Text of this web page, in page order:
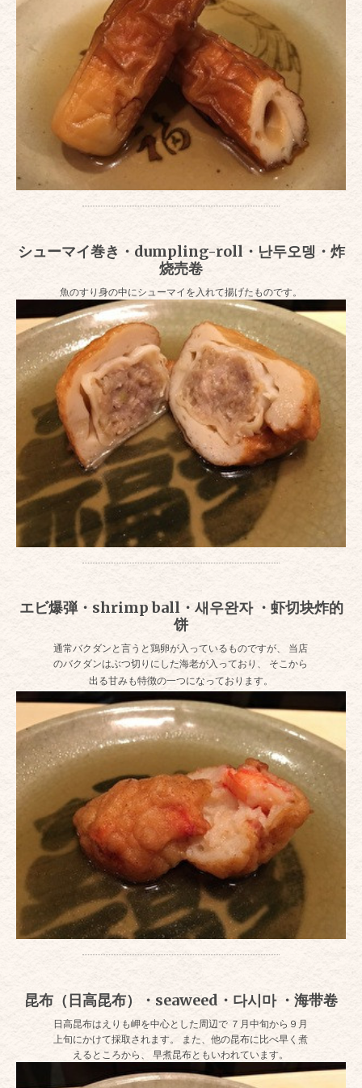
シューマイ巻き・dumpling-roll・난두오뎅・炸
烧売卷
魚のすり身の中にシューマイを入れて揚げたものです。
エビ爆弾・shrimp ball・새우완자 ・虾切块炸的
饼
通常バクダンと言うと鶏卵が入っているものですが、 当店
のバクダンはぶつ切りにした海老が入っており、 そこから
出る甘みも特徴の一つになっております。
昆布（日高昆布）・seaweed・다시마 ・海带卷
日高昆布はえりも岬を中心とした周辺で ７月中旬から９月
上旬にかけて採取されます。 また、他の昆布に比べ早く煮
えるところから、 早煮昆布ともいわれています。